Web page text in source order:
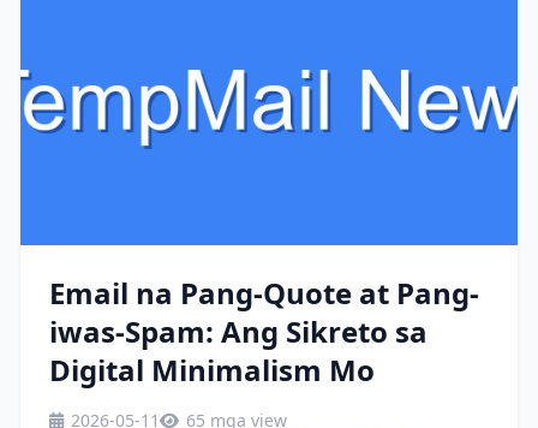
Email na Pang-Quote at Pang-
iwas-Spam: Ang Sikreto sa
Digital Minimalism Mo
2026-05-11 65 mga view